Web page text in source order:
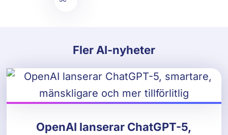
Fler AI-nyheter
OpenAI lanserar ChatGPT-5,